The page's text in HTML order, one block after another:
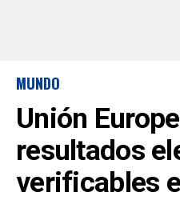
MUNDO
Unión
resultados
verificables